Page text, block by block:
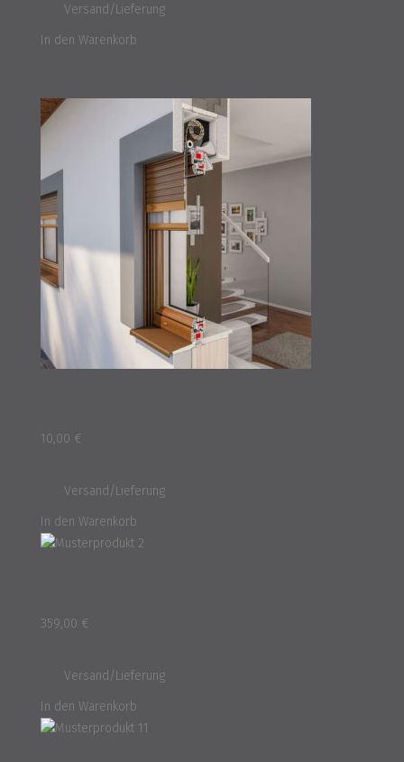
Versand/Lieferung
In den Warenkorb
10,00 €
Versand/Lieferung
In den Warenkorb
359,00 €
Versand/Lieferung
In den Warenkorb